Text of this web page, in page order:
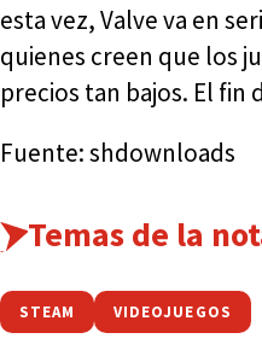
esta vez, Valve va en
quienes creen que los
precios tan bajos. El fin
Fuente: shdownloads
Temas de la
STEAM VIDEOJUEGOS